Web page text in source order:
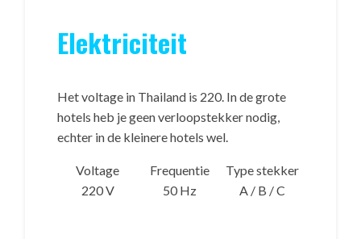
Elektriciteit
Het voltage in Thailand is 220. In de grote
hotels heb je geen verloopstekker nodig,
echter in de kleinere hotels wel.
Voltage Frequentie
Type stekker
220 V
50 Hz A / B / C